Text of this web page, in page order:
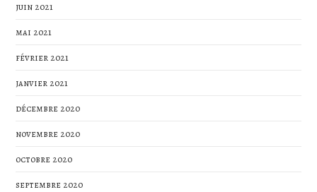
juin 2021
mai 2021
février 2021
janvier 2021
décembre 2020
novembre 2020
octobre 2020
septembre 2020